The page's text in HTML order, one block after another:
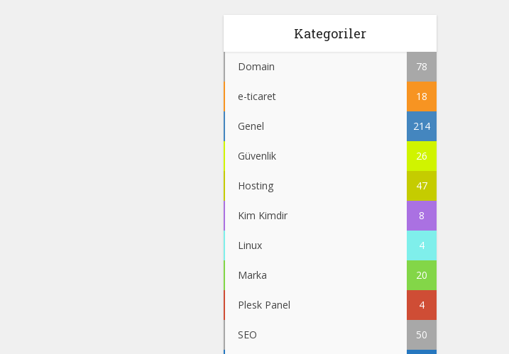
Kategoriler
Domain 78
e-ticaret 18
Genel 214
Güvenlik 26
Hosting 47
Kim Kimdir 8
Linux 4
Marka 20
Plesk Panel 4
SEO 50